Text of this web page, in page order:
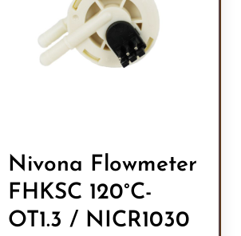
Nivona Flowmeter
FHKSC 120°C-
OT1.3 / NICR1030